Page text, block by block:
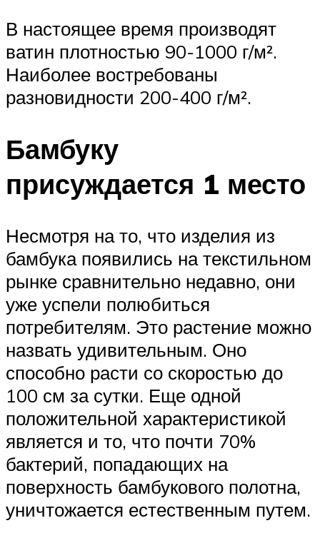
В настоящее время производят
ватин плотностью 90-1000 г/м².
Наиболее востребованы
разновидности 200-400 г/м².
Бамбуку
присуждается 1 место
Несмотря на то, что изделия из
бамбука появились на текстильном
рынке сравнительно недавно, они
уже успели полюбиться
потребителям. Это растение можно
назвать удивительным. Оно
способно расти со скоростью до
100 см за сутки. Еще одной
положительной характеристикой
является и то, что почти 70%
бактерий, попадающих на
поверхность бамбукового полотна,
уничтожается естественным путем.